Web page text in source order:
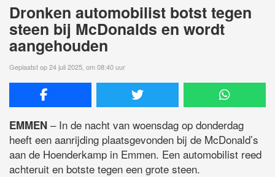
Dronken automobilist botst tegen
steen bij McDonalds en wordt
aangehouden
Geplaatst op 24 juli 2025, om 08:40 uur
EMMEN – In de nacht van woensdag op donderdag
heeft een aanrijding plaatsgevonden bij de McDonald’s
aan de Hoenderkamp in Emmen. Een automobilist reed
achteruit en botste tegen een grote steen.